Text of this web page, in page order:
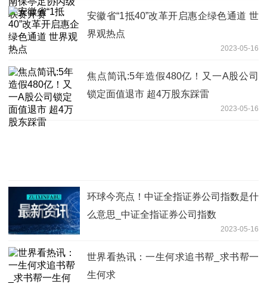
安徽省“1抵40”改革开启惠企绿色通道 世
界观热点
2023-05-16
焦点简讯:5年造假480亿！又一A股公司
锁定面值退市 超4万股东踩雷
2023-05-16
环球今亮点！中证全指证券公司指数是什
么意思_中证全指证券公司指数
2023-05-16
世界看热讯：一生何求追书帮_求书帮一
生何求